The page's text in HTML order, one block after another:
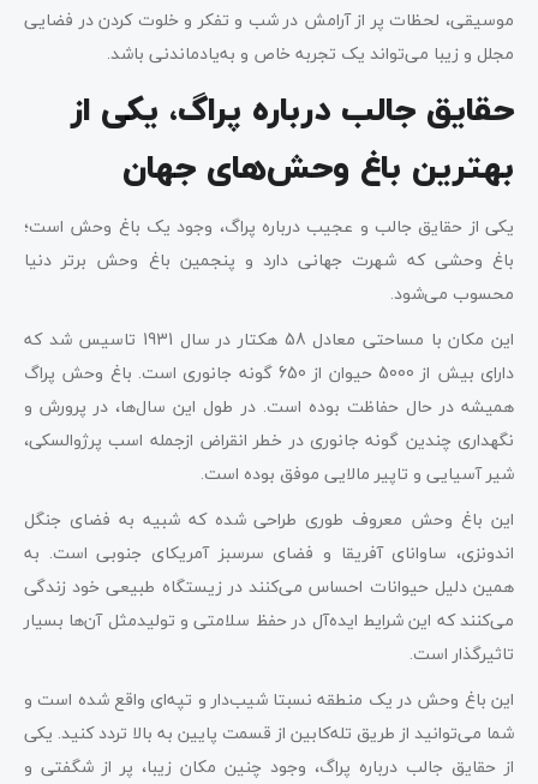
موسیقی، لحظات پر از آرامش در شب و تفکر و خلوت کردن در فضایی
مجلل و زیبا می‌تواند یک تجربه خاص و به‌یادماندنی باشد.
حقایق جالب درباره پراگ، یکی از
بهترین باغ وحش‌های جهان
یکی از حقایق جالب و عجیب درباره پراگ، وجود یک باغ‌ وحش است؛
باغ‌ وحشی که شهرت جهانی دارد و پنجمین باغ‌ وحش برتر دنیا
محسوب می‌شود.
این مکان با مساحتی معادل 58 هکتار در سال 1931 تاسیس شد که
دارای بیش از 5000 حیوان از 650 گونه جانوری است. باغ وحش پراگ
همیشه در حال حفاظت بوده است. در طول این سال‌ها، در پرورش و
نگهداری چندین گونه جانوری در خطر انقراض ازجمله اسب پرژوالسکی،
شیر آسیایی و تاپیر مالایی موفق بوده است.
این باغ وحش معروف طوری طراحی شده که شبیه به فضای جنگل
اندونزی، ساوانای آفریقا و فضای سرسبز آمریکای جنوبی است. به
همین دلیل حیوانات احساس می‌کنند در زیستگاه طبیعی خود زندگی
می‌کنند که این شرایط ایده‌آل در حفظ سلامتی و تولیدمثل آن‌ها بسیار
تاثیرگذار است.
این باغ وحش در یک منطقه نسبتا شیب‌دار و تپه‌ای واقع شده است و
شما می‌توانید از طریق تله‌کابین از قسمت پایین به بالا تردد کنید. یکی
از حقایق جالب درباره پراگ، وجود چنین مکان زیبا، پر از شگفتی و